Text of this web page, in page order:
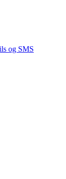
og SMS